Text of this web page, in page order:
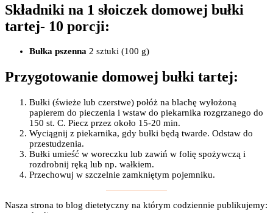
Składniki na 1 słoiczek domowej bułki
tartej- 10 porcji:
Bułka pszenna 2 sztuki (100 g)
Przygotowanie domowej bułki tartej:
Bułki (świeże lub czerstwe) połóż na blachę wyłożoną
papierem do pieczenia i wstaw do piekarnika rozgrzanego do
150 st. C. Piecz przez około 15-20 min.
Wyciągnij z piekarnika, gdy bułki będą twarde. Odstaw do
przestudzenia.
Bułki umieść w woreczku lub zawiń w folię spożywczą i
rozdrobnij ręką lub np. wałkiem.
Przechowuj w szczelnie zamkniętym pojemniku.
Nasza strona to blog dietetyczny na którym codziennie publikujemy: